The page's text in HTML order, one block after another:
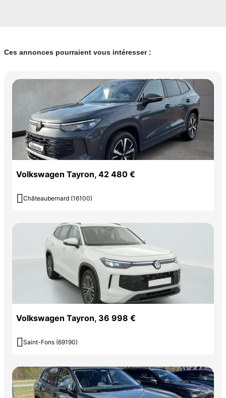
Ces annonces pourraient vous intéresser :
Volkswagen Tayron, 42 480 €
 Châteaubernard (16100)
Volkswagen Tayron, 36 998 €
 Saint-Fons (69190)